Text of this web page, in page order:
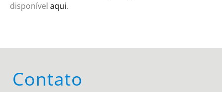
disponível aqui.
Contato